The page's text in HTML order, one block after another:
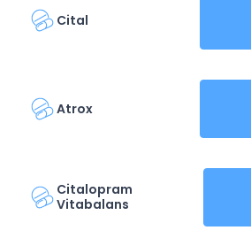
Cital
Atrox
Citalopram
Vitabalans